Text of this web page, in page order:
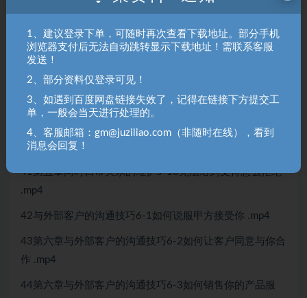
怎么办 .mp4
37第五章同时日常关系的维护5-6如何告别职场小透
38第五章同时日常关系的维护5-7最笨不会聊天.mp4
40第五章同时日常关系的维护5-9被同事甩锅怎么办 .mp4
41第五章同时日常关系的维护5-10无法给到支持怎么拒绝
.mp4
42与外部客户的沟通技巧6-1如何说服甲方接受你 .mp4
43第六章与外部客户的沟通技巧6-2如何让客户同意与你合
作 .mp4
44第六章与外部客户的沟通技巧6-3如何销售你的产品服
1、建议登录下单，可随时再次查看下载地址。部分手机
浏览器支付后无法自动跳转显示下载地址！需联系客服
发送！
2、部分资料仅登录可见！
3、如遇到百度网盘链接失效了，记得在链接下方提交工
单，一般会当天进行处理的。
4、客服邮箱：gm@juziliao.com（非随时在线），看到
消息会回复！